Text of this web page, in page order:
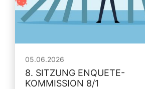
05.06.2026
8. SITZUNG ENQUETE-
KOMMISSION 8/1